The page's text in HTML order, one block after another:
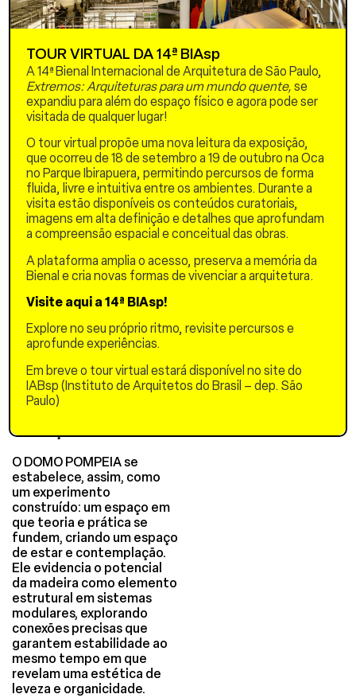
estruturais.
revela sua geometria radial,
ripas de madeira partem de
um núcleo central e se
distribuem até o
perímetro, formando um
simetria e organicidade. As
linhas sugerem um
movimento espiralado,
próximo às formas
encontradas na natureza,
como pétalas ou nervuras
de folhas. Essa lógica
equilíbrio das forças, em
que cada elemento
trabalha em compressão e
flexão, sustentado pelo
todo. O domo, nesse
enquadramento, se mostra
objeto arquitetônico, mas
também como um
diagrama vivo da relação
das forças.
O DOMO POMPEIA se
estabelece, assim, como
um experimento
construído: um espaço em
que teoria e prática se
fundem, criando um espaço
de estar e contemplação.
Ele evidencia o potencial
da madeira como elemento
estrutural em sistemas
modulares, explorando
conexões precisas que
garantem estabilidade ao
mesmo tempo em que
revelam uma estética de
leveza e organicidade.
TOUR VIRTUAL DA 14ª BIAsp
A 14ª Bienal Internacional de Arquitetura de São Paulo,
Extremos: Arquiteturas para um mundo quente, se
expandiu para além do espaço físico e agora pode ser
visitada de qualquer lugar!
O tour virtual propõe uma nova leitura da exposição,
que ocorreu de 18 de setembro a 19 de outubro na Oca
no Parque Ibirapuera, permitindo percursos de forma
fluida, livre e intuitiva entre os ambientes. Durante a
visita estão disponíveis os conteúdos curatoriais,
imagens em alta definição e detalhes que aprofundam
a compreensão espacial e conceitual das obras.
A plataforma amplia o acesso, preserva a memória da
Bienal e cria novas formas de vivenciar a arquitetura.
Visite aqui a 14ª BIAsp!
Explore no seu próprio ritmo, revisite percursos e
aprofunde experiências.
Em breve o tour virtual estará disponível no site do
IABsp (Instituto de Arquitetos do Brasil – dep. São
Paulo)